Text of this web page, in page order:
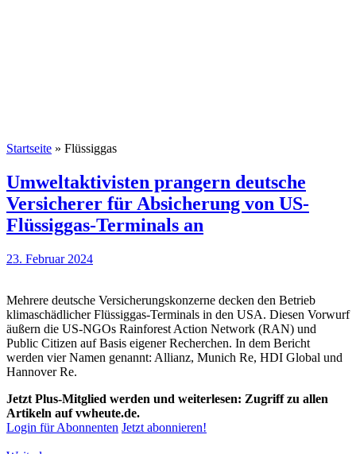
Startseite » Flüssiggas
Umweltaktivisten prangern deutsche
Versicherer für Absicherung von US-
Flüssiggas-Terminals an
23. Februar 2024
Mehrere deutsche Versicherungskonzerne decken den Betrieb
klimaschädlicher Flüssiggas-Terminals in den USA. Diesen Vorwurf
äußern die US-NGOs Rainforest Action Network (RAN) und
Public Citizen auf Basis eigener Recherchen. In dem Bericht
werden vier Namen genannt: Allianz, Munich Re, HDI Global und
Hannover Re.
Jetzt Plus-Mitglied werden und weiterlesen: Zugriff zu allen
Artikeln auf vwheute.de.
Login für Abonnenten Jetzt abonnieren!